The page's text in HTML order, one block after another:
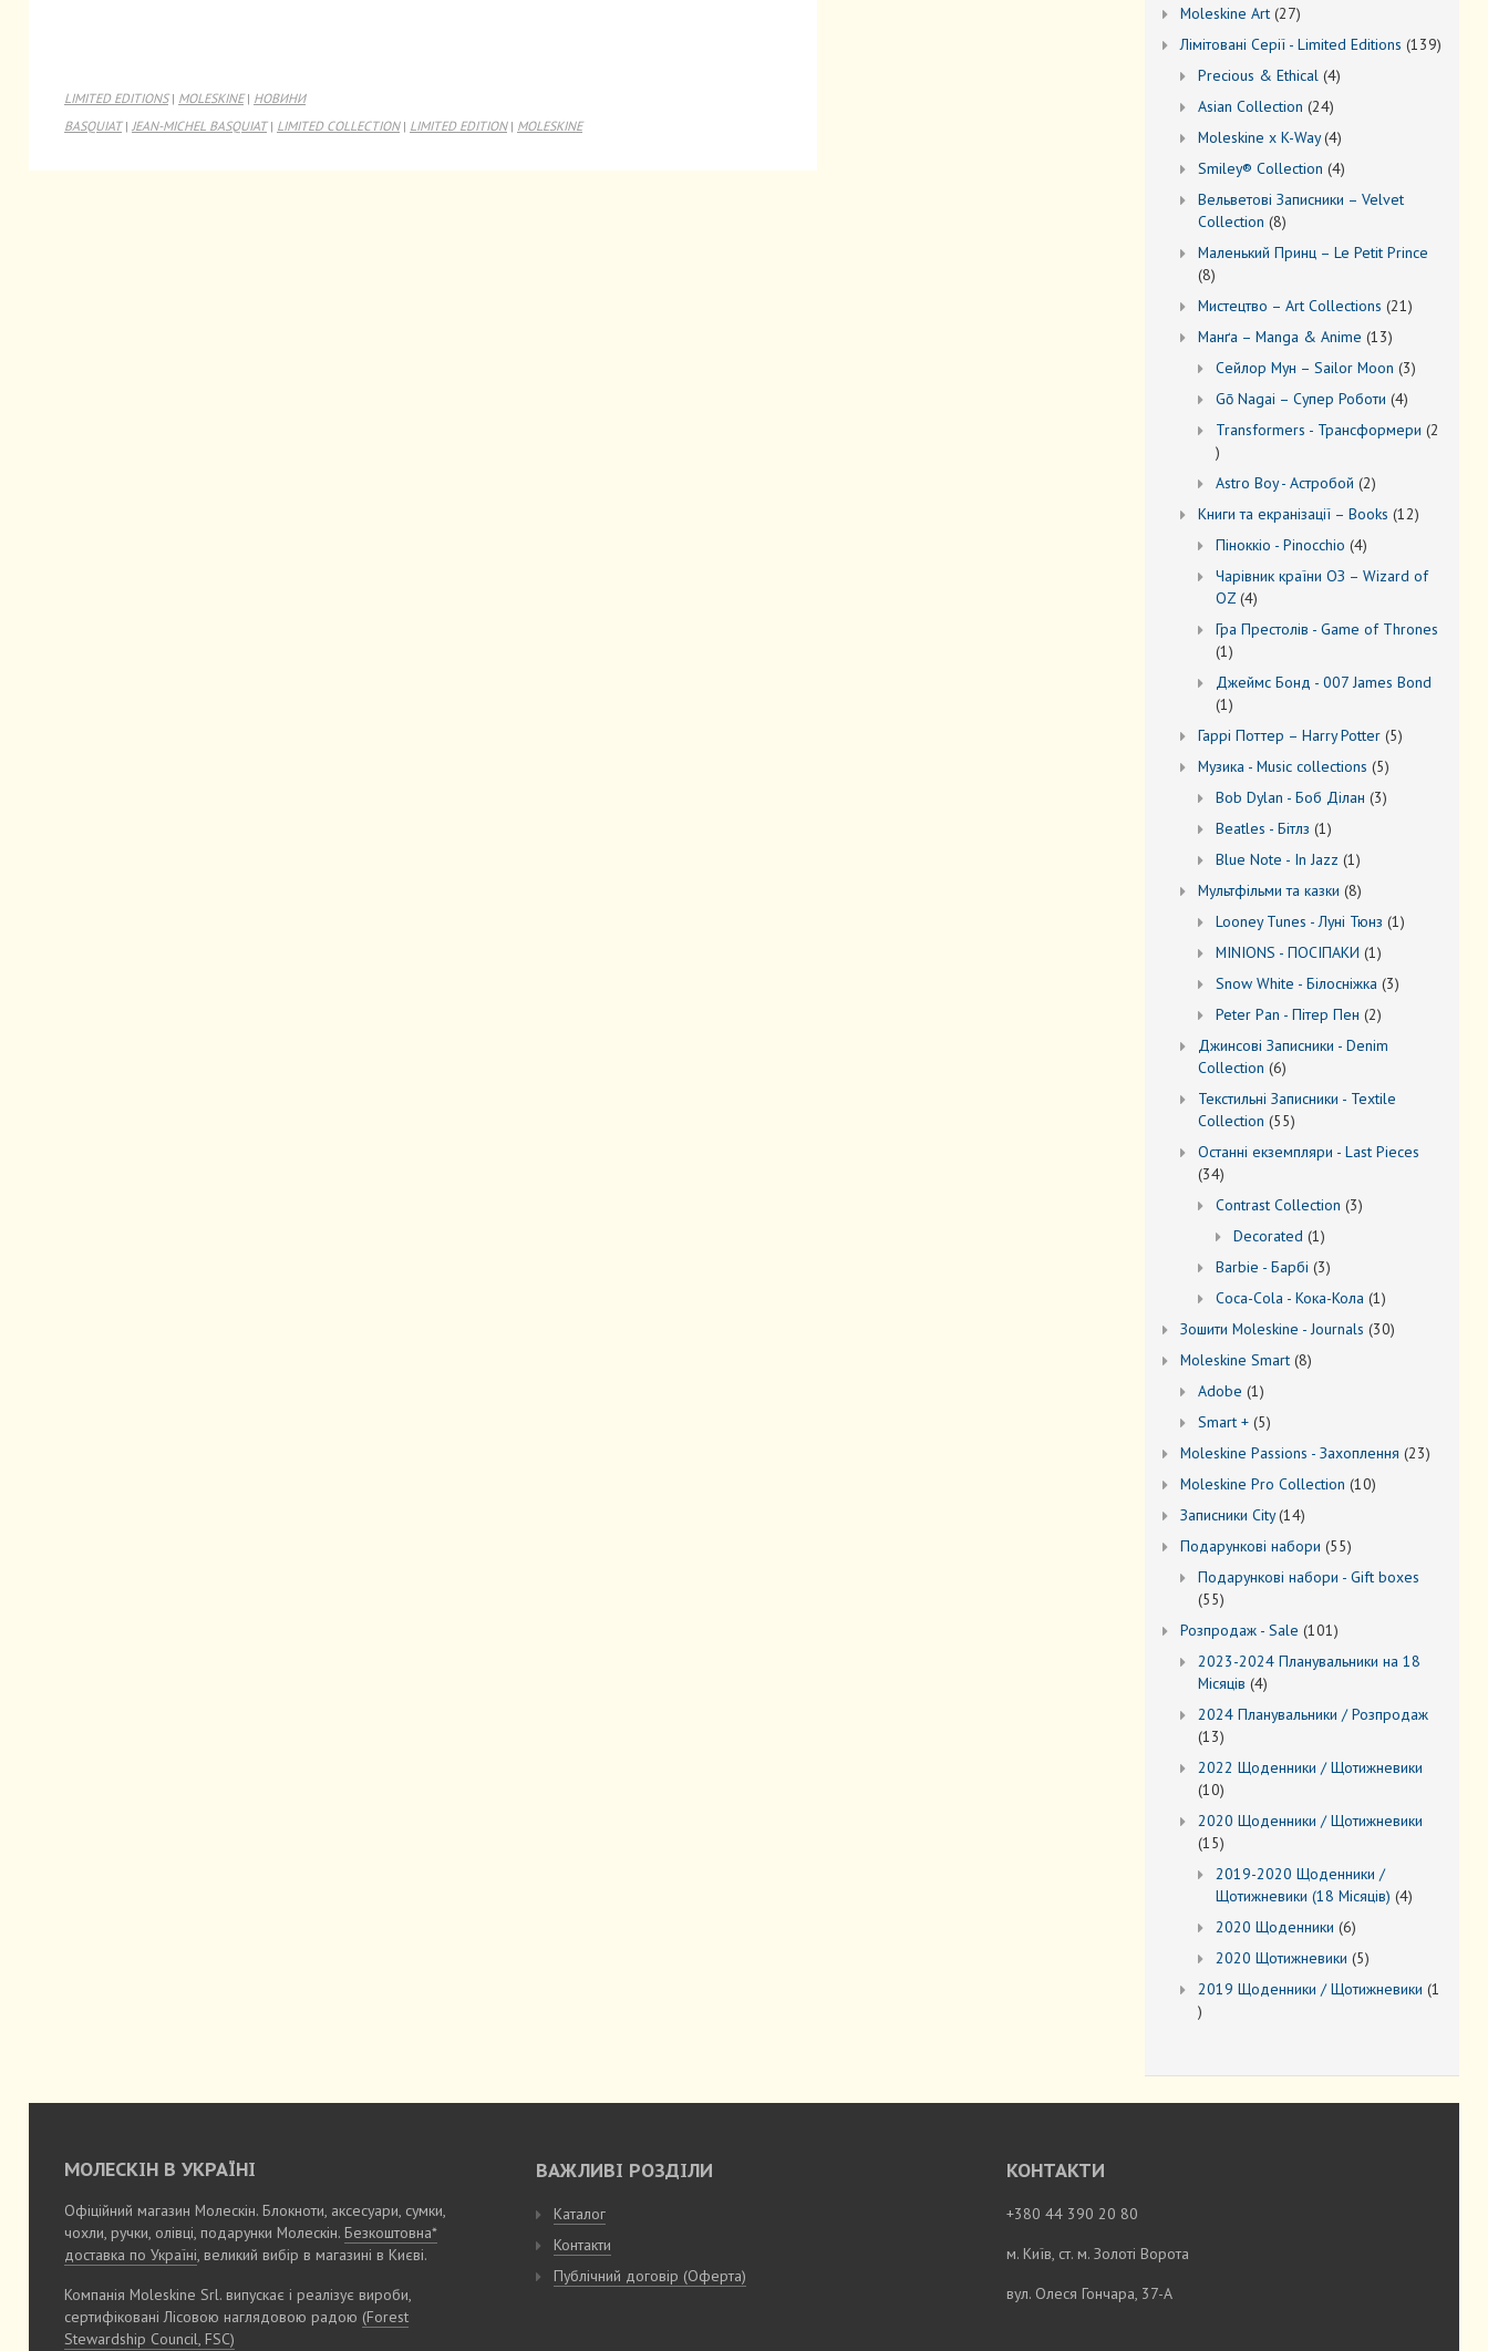
LIMITED EDITIONS| MOLESKINE| НОВИНИ
BASQUIAT| JEAN-MICHEL BASQUIAT| LIMITED COLLECTION| LIMITED EDITION| MOLESKINE
Moleskine Art 2727
товарів
Лiмiтовані Серії - Limited Editions 139139
Precious & Ethical 44
Asian Collection 2424
товари
Moleskine x K-Way 44
товари
Smiley® Collection 44
товари
Вельветові Записники – Velvet
Collection 88
товарів
Маленький Принц – Le Petit Prince
88
Мистецтво – Art Collections 2121
Манґа – Manga & Anime 1313
товарів
Сейлор Мун – Sailor Moon 33
Gō Nagai – Супер Роботи 44
товари
Transformers - Трансформери 2
2
товари
Astro Boy - Астробой 22
товари
Книги та екранізації – Books 1212
Піноккіо - Pinocchio 44
товари
Чарівник країни ОЗ – Wizard of
OZ 44
Гра Престолів - Game of Thrones
11
товар
Джеймс Бонд - 007 James Bond
11
товар
Гаррі Поттер – Harry Potter 55
Музика - Music collections 55
Bob Dylan - Боб Ділан 33
Beatles - Бітлз 11
товар
Blue Note - In Jazz 11
товар
Мультфільми та казки 88
товарів
Looney Tunes - Луні Тюнз 11
MINIONS - ПОСІПАКИ 11
товар
Snow White - Білосніжка 33
Peter Pan - Пітер Пен 22
Джинсові Записники - Denim
Collection 66
Текстильні Записники - Textile
Collection 5555
Останні екземпляри - Last Pieces
3434
товари
Contrast Collection 33
Decorated 11
товар
Barbie - Барбі 33
товари
Coca-Cola - Кока-Кола 11
товар
Зошити Moleskine - Journals 3030
Моleskine Smart 88
Adobe 11
товар
Smart + 55
товарів
Moleskine Passions - Захоплення 2323
Мoleskine Pro Collection 1010
Записники City 1414
товарів
Подарункові набори 5555
товарів
Подарункові набори - Gift boxes
5555
Розпродаж - Sale 101101
2023-2024 Планувальники на 18
Місяців 44
2024 Планувальники / Розпродаж
1313
товарів
2022 Щоденники / Щотижневики
1010
товарів
2020 Щоденники / Щотижневики
1515
товарів
2019-2020 Щоденники /
Щотижневики (18 Місяців) 44
2020 Щоденники 66
товарів
2020 Щотижневики 55
2019 Щоденники / Щотижневики 1
1
МОЛЕСКІН В УКРАЇНІ
Офіційний магазин Молескін. Блокноти, аксесуари, сумки,
чохли, ручки, олівці, подарунки Молескін. Безкоштовна*
доставка по Україні, великий вибір в магазині в Києві.
Компанія Moleskine Srl. випускає і реалізує вироби,
сертифіковані Лісовою наглядовою радою (Forest
Stewardship Council, FSC)
ВАЖЛИВІ РОЗДІЛИ
Каталог
Контакти
Публічний договір (Оферта)
КОНТАКТИ
+380 44 390 20 80
м. Київ, ст. м. Золоті Ворота
вул. Олеся Гончара, 37-А